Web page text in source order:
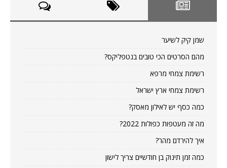
שמן קיק לשיער
מהם הסרטים הכי טובים בנטפליקס?
רשימת צמחי מרפא
רשימת צמחי ארץ ישראל
כמה כסף יש לאילון מאסק?
מה זה מעטפות כפולות 2022?
איך להירדם מהר?
כמה זמן תינוק בן חודשיים צריך לישון